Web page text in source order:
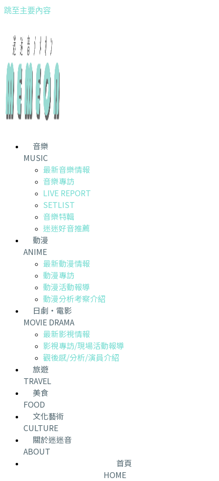
跳至主要內容
音樂
MUSIC
最新音樂情報
音樂專訪
LIVE REPORT
SETLIST
音樂特輯
迷迷好音推薦
動漫
ANIME
最新動漫情報
動漫專訪
動漫活動報導
動漫分析考察介紹
日劇・電影
MOVIE DRAMA
最新影視情報
影視專訪/現場活動報導
觀後感/分析/演員介紹
旅遊
TRAVEL
美食
FOOD
文化藝術
CULTURE
關於迷迷音
ABOUT
首頁
HOME